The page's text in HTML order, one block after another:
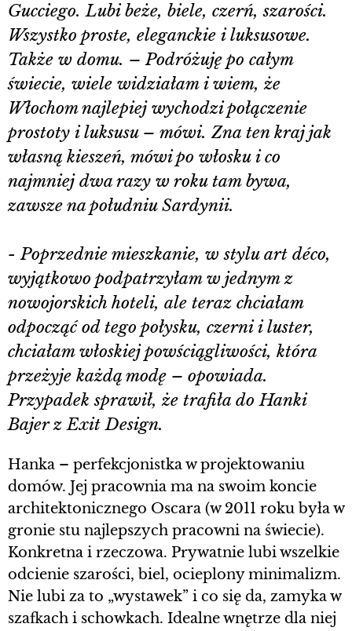
Gucciego. Lubi beże, biele, czerń, szarości.
Wszystko proste, eleganckie i luksusowe.
Także w domu. – Podróżuję po całym
świecie, wiele widziałam i wiem, że
Włochom najlepiej wychodzi połączenie
prostoty i luksusu – mówi. Zna ten kraj jak
własną kieszeń, mówi po włosku i co
najmniej dwa razy w roku tam bywa,
zawsze na południu Sardynii.
- Poprzednie mieszkanie, w stylu art déco,
wyjątkowo podpatrzyłam w jednym z
nowojorskich hoteli, ale teraz chciałam
odpocząć od tego połysku, czerni i luster,
chciałam włoskiej powściągliwości, która
przeżyje każdą modę – opowiada.
Przypadek sprawił, że trafiła do Hanki
Bajer z Exit Design.
Hanka – perfekcjonistka w projektowaniu
domów. Jej pracownia ma na swoim koncie
architektonicznego Oscara (w 2011 roku była w
gronie stu najlepszych pracowni na świecie).
Konkretna i rzeczowa. Prywatnie lubi wszelkie
odcienie szarości, biel, ocieplony minimalizm.
Nie lubi za to „wystawek” i co się da, zamyka w
szafkach i schowkach. Idealne wnętrze dla niej